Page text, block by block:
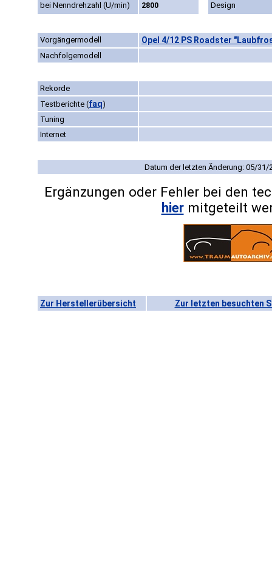
bei Nenndrehzahl (U/min)
2800 Design
Vorgängermodell Opel 4/12 PS Roadster
Nachfolgemodell
Rekorde
Testberichte (faq)
Tuning
Internet
Datum der letzten Änderung: 05/31/
Ergänzungen oder Fehler bei den
hiermitgeteilt
Zur Herstellerübersicht Zur letzten besuchten